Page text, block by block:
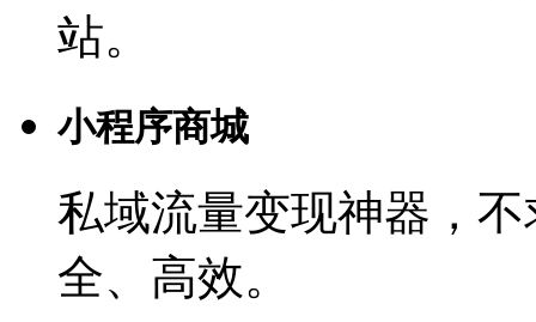
站。
小程序商城
私域流量变现神器，
全、高效。